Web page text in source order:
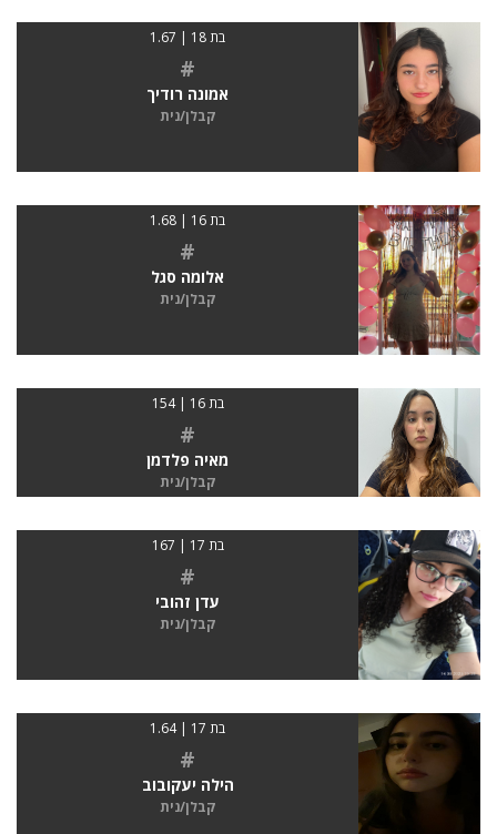
בת 18 | 1.67
#
אמונה רודיך
קבלן/נית
בת 16 | 1.68
#
אלומה סגל
קבלן/נית
בת 16 | 154
#
מאיה פלדמן
קבלן/נית
בת 17 | 167
#
עדן זהובי
קבלן/נית
בת 17 | 1.64
#
הילה יעקובוב
קבלן/נית